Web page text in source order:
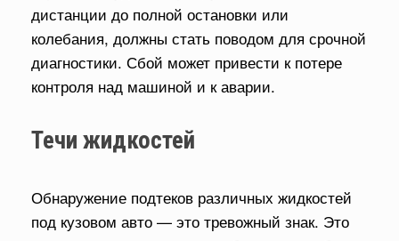
дистанции до полной остановки или
колебания, должны стать поводом для срочной
диагностики. Сбой может привести к потере
контроля над машиной и к аварии.
Течи жидкостей
Обнаружение подтеков различных жидкостей
под кузовом авто — это тревожный знак. Это